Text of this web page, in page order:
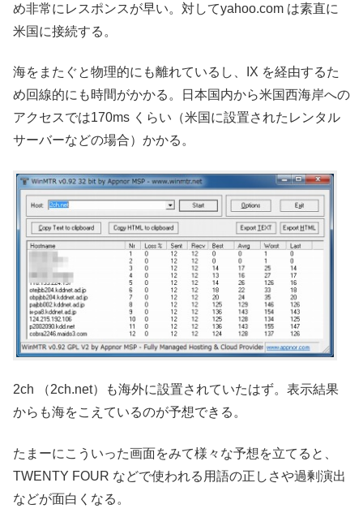
め非常にレスポンスが早い。対してyahoo.com は素直に
米国に接続する。
海をまたぐと物理的にも離れているし、IX を経由するた
め回線的にも時間がかかる。日本国内から米国西海岸への
アクセスでは170ms くらい（米国に設置されたレンタル
サーバーなどの場合）かかる。
2ch （2ch.net）も海外に設置されていたはず。表示結果
からも海をこえているのが予想できる。
たまーにこういった画面をみて様々な予想を立てると、
TWENTY FOUR などで使われる用語の正しさや過剰演出
などが面白くなる。